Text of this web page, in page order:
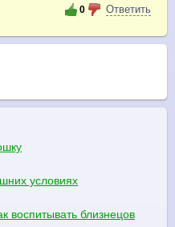
0 Ответить
условиях
воспитывать близнецов